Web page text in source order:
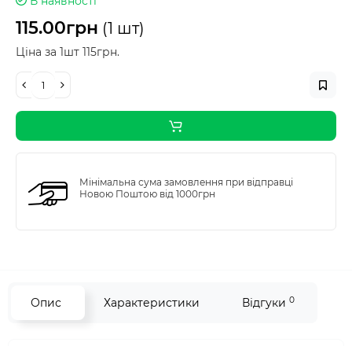
115.00грн (1 шт)
Ціна за 1шт 115грн.
Мінімальна сума замовлення при відправці
Новою Поштою від 1000грн
Опис Характеристики Відгуки 0